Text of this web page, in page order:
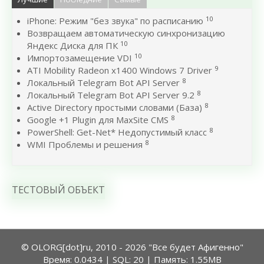
iPhone: Режим "без звука" по расписанию 10
Возвращаем автоматическую синхронизацию
Яндекс Диска для ПК 10
Импортозамещение VDI 10
ATI Mobility Radeon x1400 Windows 7 Driver 9
Локальный Telegram Bot API Server 8
Локальный Telegram Bot API Server 9.2 8
Active Directory простыми словами (База) 8
Google +1 Plugin для MaxSite CMS 8
PowerShell: Get-Net* Недопустимый класс 8
WMI Проблемы и решения 8
ТЕСТОВЫЙ ОБЪЕКТ
© OLORG[dot]ru, 2010 - 2026 "Все будет Афигенно"
Время: 0.0434 | SQL: 20 | Память: 1.55MB